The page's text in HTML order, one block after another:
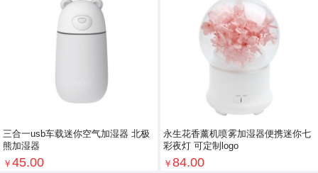
三合一usb车载迷你空气加湿器 北极
熊加湿器
￥ 45.00
永生花香薰机喷雾加湿器便携迷你七
彩夜灯 可定制logo
￥ 84.00